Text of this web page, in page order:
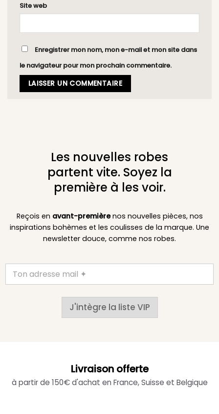
Site web
Enregistrer mon nom, mon e-mail et mon site dans
le navigateur pour mon prochain commentaire.
Les nouvelles robes
partent vite. Soyez la
première à les voir.
Reçois en avant-premièrenos nouvelles pièces, nos
inspirations bohèmes et les coulisses de la marque. Une
newsletter douce, comme nos robes.
J'intègre la liste VIP
Livraison offerte
à partir de 150€ d'achat en France, Suisse et Belgique